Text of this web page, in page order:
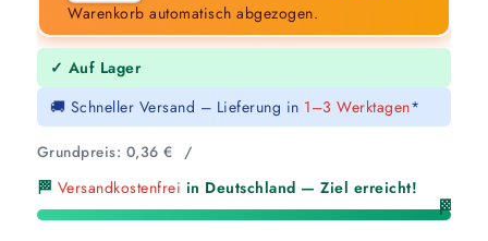
Warenkorb automatisch abgezogen.
✓ Auf Lager
🚚 Schneller Versand – Lieferung in 1–3 Werktagen*
Grundpreis: 0,36€ /
🏁 Versandkostenfrei in Deutschland — Ziel erreicht!
🏁